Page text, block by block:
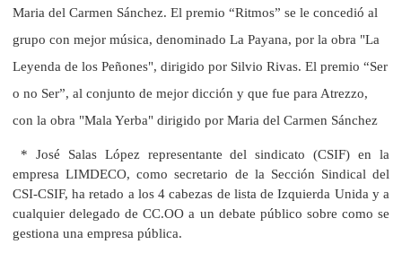
Maria del Carmen Sánchez. El premio “Ritmos” se le concedió al
grupo con mejor música, denominado La Payana, por la obra "La
Leyenda de los Peñones", dirigido por Silvio Rivas. El premio “Ser
o no Ser”, al conjunto de mejor dicción y que fue para Atrezzo,
con la obra "Mala Yerba" dirigido por Maria del Carmen Sánchez
* José Salas López representante del sindicato (CSIF) en la
empresa LIMDECO, como secretario de la Sección Sindical del
CSI-CSIF, ha retado a los 4 cabezas de lista de Izquierda Unida y a
cualquier delegado de CC.OO a un debate público sobre como se
gestiona una empresa pública.